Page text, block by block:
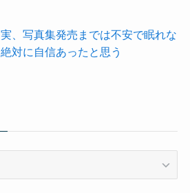
、写真集発売までは不安で眠れな
対に自信あったと思う